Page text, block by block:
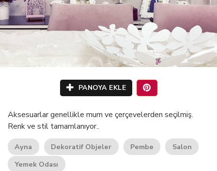
PANOYA EKLE
Aksesuarlar genellikle mum ve çerçevelerden seçilmiş.
Renk ve stil tamamlanıyor..
Ayna Dekoratif Objeler Pembe
Salon
Yemek Odası